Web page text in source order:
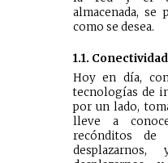
almacenada,
como se desea.
1.1.
Hoy en día,
tecnologías de
por un lado,
lleve a
recónditos de